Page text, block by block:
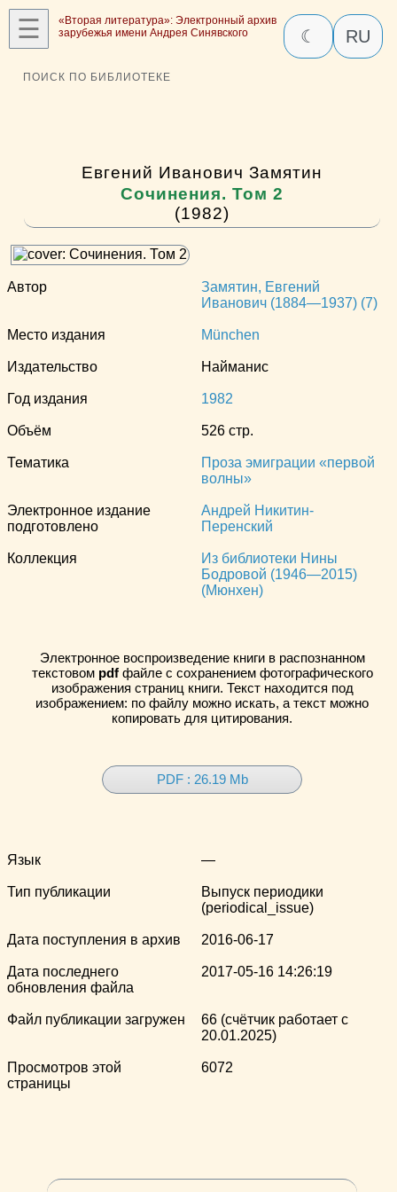
☰
«Вторая литература»: Электронный архив
зарубежья имени Андрея Синявского
☾ RU
ПОИСК ПО БИБЛИОТЕКЕ
Евгений Иванович Замятин
Сочинения. Том 2
(1982)
Автор
Замятин, Евгений
Иванович (1884—1937) (7)
Место издания München
Издательство Найманис
Год издания 1982
Объём 526 стр.
Тематика
Проза эмиграции «первой
волны»
Электронное издание
подготовлено
Андрей Никитин-
Перенский
Коллекция
Из библиотеки Нины
Бодровой (1946—2015)
(Мюнхен)
Электронное воспроизведение книги в распознанном
текстовом pdfфайле с сохранением фотографического
изображения страниц книги. Текст находится под
изображением: по файлу можно искать, а текст можно
копировать для цитирования.
PDF : 26.19 Mb
Язык —
Тип публикации
Выпуск периодики
(periodical_issue)
Дата поступления в архив 2016-06-17
Дата последнего
обновления файла
2017-05-16 14:26:19
Файл публикации загружен
66 (счётчик работает с
20.01.2025)
Просмотров этой
страницы
6072